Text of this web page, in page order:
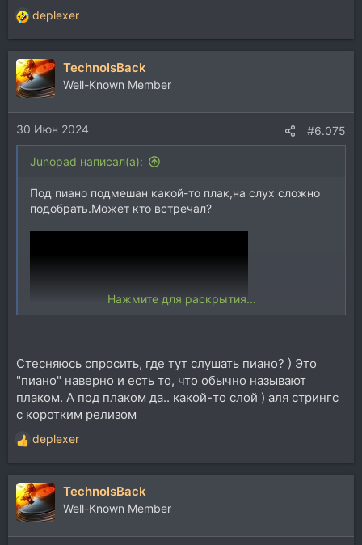
Р
е
а
к
ц
и
и
:
deplexer
TechnoIsBack
Well-Known Member
30 Июн 2024 #6.075
Junopad написал(а):
Под пиано подмешан какой-то плак,на слух сложно
подобрать.Может кто встречал?
Нажмите для раскрытия...
Стесняюсь спросить, где тут слушать пиано? ) Это
"пиано" наверно и есть то, что обычно называют
плаком. А под плаком да.. какой-то слой ) аля стрингс
с коротким релизом
Р
е
а
к
ц
и
и
deplexer
TechnoIsBack
Well-Known Member